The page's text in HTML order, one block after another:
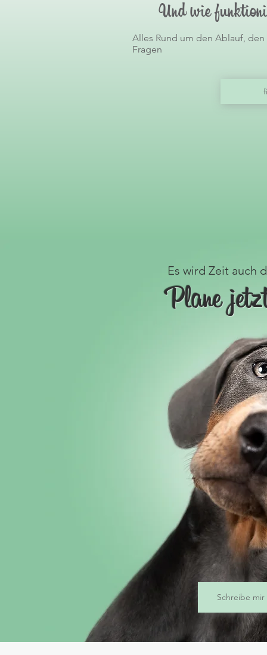
Und wie
Alles Rund um den Ablauf,
Fragen
Es wird Zeit auch
Plane
Schreibe